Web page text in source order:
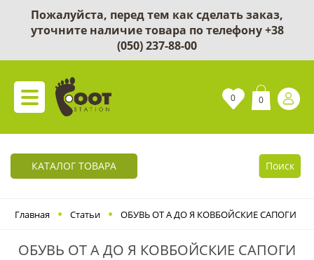
Пожалуйста, перед тем как сделать заказ,
уточните наличие товара по телефону+38
(050) 237-88-00
0 0
КАТАЛОГ ТОВАРА Поиск
Главная Статьи ОБУВЬ ОТ А ДО Я КОВБОЙСКИЕ САПОГИ
ОБУВЬ ОТ А ДО Я КОВБОЙСКИЕ САПОГИ